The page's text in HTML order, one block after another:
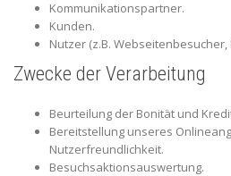
Kommunikationspartner.
Kunden.
Nutzer (z.B.
Zwecke der Verarbeitung
Beurteilung der Bonität und
Bereitstellung unseres
Nutzerfreundlichkeit.
Besuchsaktionsauswertung.